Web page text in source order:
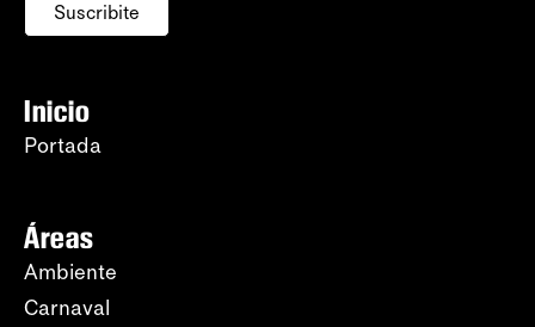
Suscribite
Inicio
Portada
Áreas
Ambiente
Carnaval